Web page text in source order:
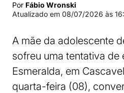
Por Fábio Wronski
Atualizado em 08/07/2026 às
A mãe da adolescente
sofreu uma tentativa de
Esmeralda, em
quarta-feira (08),